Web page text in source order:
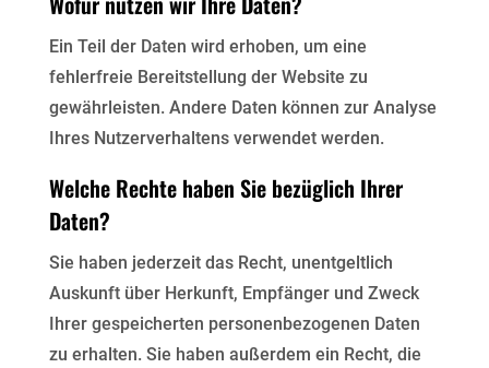
Ein Teil der Daten wird erhoben, um eine
fehlerfreie Bereitstellung der Website zu
gewährleisten. Andere Daten können zur Analyse
Ihres Nutzerverhaltens verwendet werden.
Welche Rechte haben Sie bezüglich Ihrer
Daten?
Sie haben jederzeit das Recht, unentgeltlich
Auskunft über Herkunft, Empfänger und Zweck
Ihrer gespeicherten personenbezogenen Daten
zu erhalten. Sie haben außerdem ein Recht, die